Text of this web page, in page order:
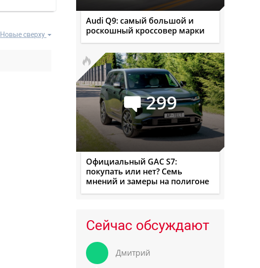
Новые сверху
Audi Q9: самый большой и
роскошный кроссовер марки
299
Официальный GAC S7:
покупать или нет? Семь
мнений и замеры на полигоне
Сейчас обсуждают
Дмитрий